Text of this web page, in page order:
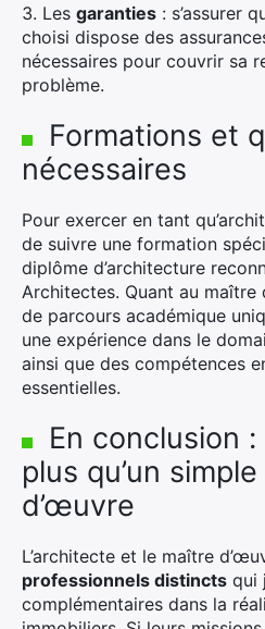
Les garanties : s’assurer
choisi dispose des
nécessaires pour couvrir sa
problème.
Formations et
nécessaires
Pour exercer en tant
de suivre une formation
diplôme d’architecture
Architectes. Quant au maître
de parcours académique
une expérience dans le
ainsi que des compétences
essentielles.
En conclusion :
plus qu’un
d’œuvre
L’architecte et le maître
professionnels distincts qui
complémentaires dans la